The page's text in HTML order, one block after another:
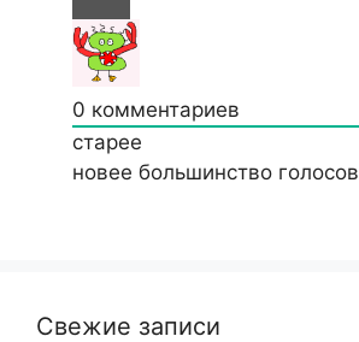
0 комментариев
старее
новее большинство голосов
Свежие записи